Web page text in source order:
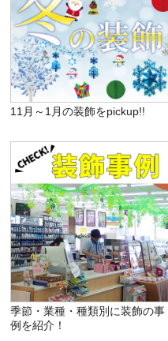
11月～1月の装飾をpickup!!
季節・業種・種類別に装飾の事
例を紹介！